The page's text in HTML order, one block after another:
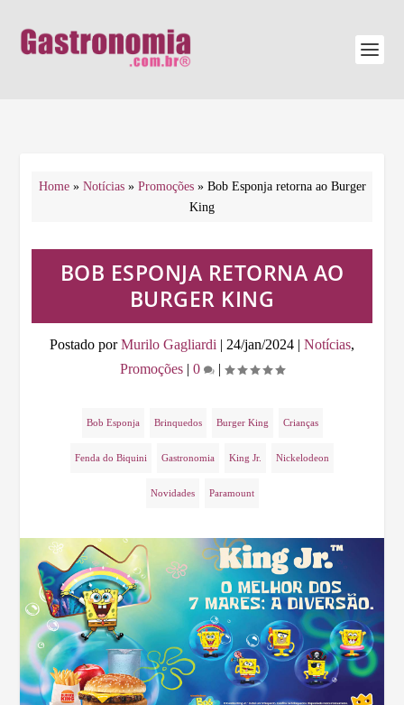
Home» Notícias» Promoções» Bob Esponja retorna ao Burger
King
BOB ESPONJA RETORNA AO
BURGER KING
Postado porMurilo Gagliardi | 24/jan/2024 | Notícias,
Promoções | 0 |
Bob Esponja Brinquedos Burger King Crianças
Fenda do Biquini Gastronomia King Jr. Nickelodeon
Novidades Paramount